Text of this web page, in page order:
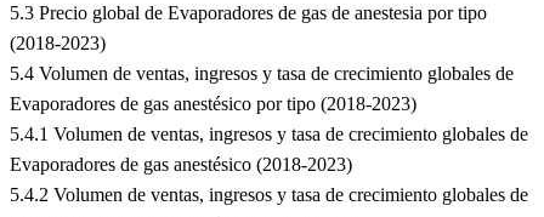
5.3 Precio global de Evaporadores de gas de anestesia por tipo
(2018-2023)
5.4 Volumen de ventas, ingresos y tasa de crecimiento globales de
Evaporadores de gas anestésico por tipo (2018-2023)
5.4.1 Volumen de ventas, ingresos y tasa de crecimiento globales de
Evaporadores de gas anestésico (2018-2023)
5.4.2 Volumen de ventas, ingresos y tasa de crecimiento globales de